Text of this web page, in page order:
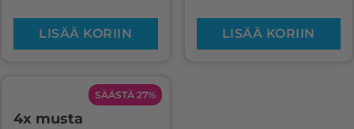
LISÄÄ KORIIN LISÄÄ KORIIN
SÄÄSTÄ 27%
4x musta